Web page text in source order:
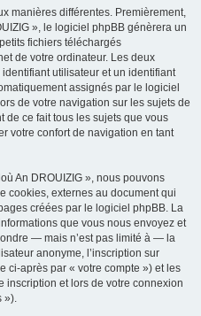
manières différentes. Premièrement,
», le logiciel phpBB génèrera un
fichiers téléchargés
de votre ordinateur. Les deux
utilisateur et un identifiant
assignés par le logiciel
de votre navigation sur les sujets de
de ce fait tous les sujets que vous
votre confort de navigation en tant
An DROUIZIG », nous pouvons
cookies, externes au document qui
créées par le logiciel phpBB. La
que vous nous envoyez et
— mais n’est pas limité à — la
anonyme, l’inscription sur
ci-après par « votre compte ») et les
inscription et lors de votre connexion
»).